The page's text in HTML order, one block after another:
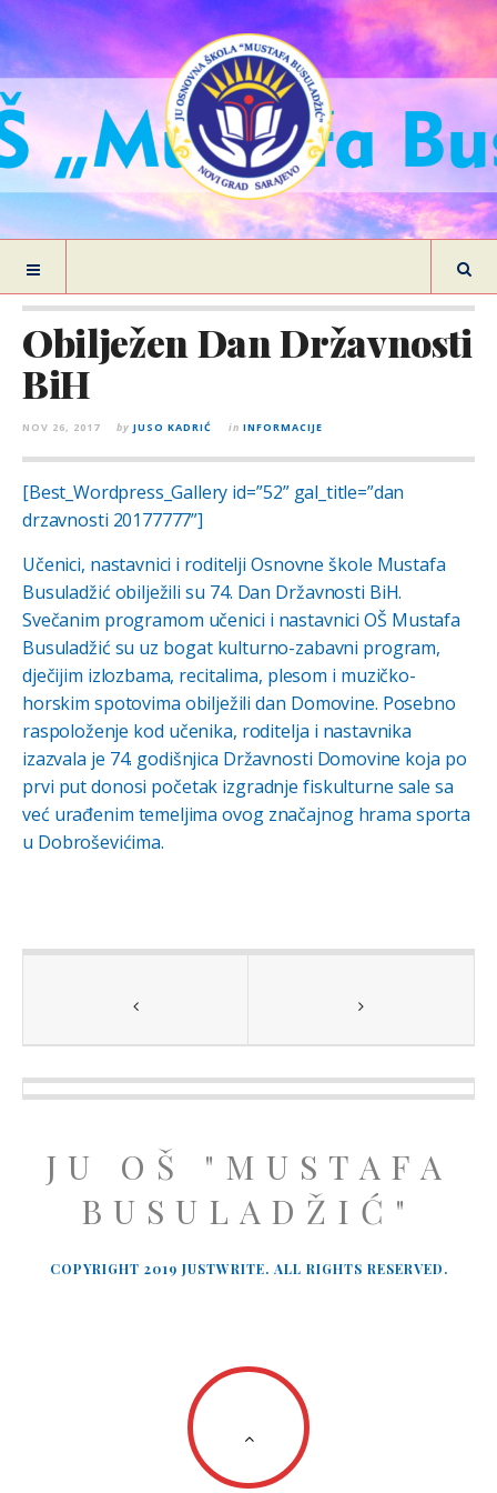
Obilježen Dan Državnosti
BiH
NOV 26, 2017 by JUSO KADRIĆ in INFORMACIJE
[Best_Wordpress_Gallery id=”52” gal_title=”dan
drzavnosti 20177777”]
Učenici, nastavnici i roditelji Osnovne škole Mustafa
Busuladžić obilježili su 74. Dan Državnosti BiH.
Svečanim programom učenici i nastavnici OŠ Mustafa
Busuladžić su uz bogat kulturno-zabavni program,
dječijim izlozbama, recitalima, plesom i muzičko-
horskim spotovima obilježili dan Domovine. Posebno
raspoloženje kod učenika, roditelja i nastavnika
izazvala je 74. godišnjica Državnosti Domovine koja po
prvi put donosi početak izgradnje fiskulturne sale sa
već urađenim temeljima ovog značajnog hrama sporta
u Dobroševićima.
JU OŠ "MUSTAFA
BUSULADŽIĆ"
COPYRIGHT 2019 JUSTWRITE. ALL RIGHTS RESERVED.